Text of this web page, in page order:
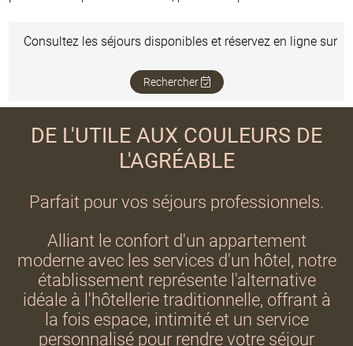
Consultez les séjours disponibles et réservez en ligne sur
ce site
Rechercher
DE L'UTILE AUX COULEURS DE
L'AGRÉABLE
Parfait pour vos séjours professionnels.
Alliant le confort d'un appartement
moderne avec les services d'un hôtel, notre
établissement représente l'alternative
idéale à l'hôtellerie traditionnelle, offrant à
la fois espace, intimité et un service
personnalisé pour rendre votre séjour